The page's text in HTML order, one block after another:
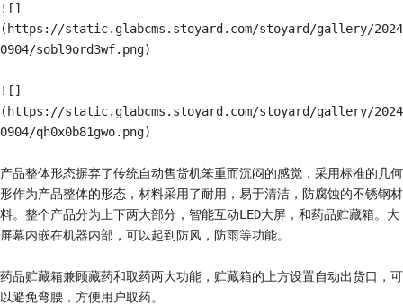
![]
(https://static.glabcms.stoyard.com/stoyard/gallery/2024
0904/sobl9ord3wf.png)
![]
(https://static.glabcms.stoyard.com/stoyard/gallery/2024
0904/qh0x0b81gwo.png)
产品整体形态摒弃了传统自动售货机笨重而沉闷的感觉，采用标准的几何
形作为产品整体的形态，材料采用了耐用，易于清洁，防腐蚀的不锈钢材
料。整个产品分为上下两大部分，智能互动LED大屏，和药品贮藏箱。大
屏幕内嵌在机器内部，可以起到防风，防雨等功能。
药品贮藏箱兼顾藏药和取药两大功能，贮藏箱的上方设置自动出货口，可
以避免弯腰，方便用户取药。